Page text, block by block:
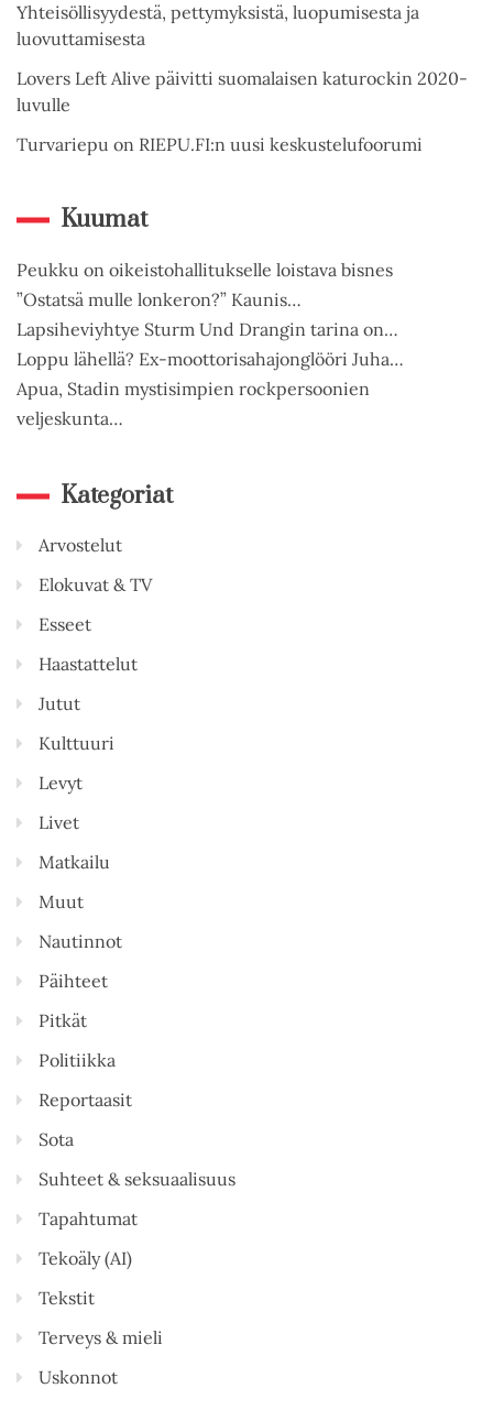
Yhteisöllisyydestä, pettymyksistä, luopumisesta ja
luovuttamisesta
Lovers Left Alive päivitti suomalaisen katurockin 2020-
luvulle
Turvariepu on RIEPU.FI:n uusi keskustelufoorumi
Kuumat
Peukku on oikeistohallitukselle loistava bisnes
”Ostatsä mulle lonkeron?” Kaunis…
Lapsiheviyhtye Sturm Und Drangin tarina on…
Loppu lähellä? Ex-moottorisahajonglööri Juha…
Apua, Stadin mystisimpien rockpersoonien
veljeskunta…
Kategoriat
Arvostelut
Elokuvat & TV
Esseet
Haastattelut
Jutut
Kulttuuri
Levyt
Livet
Matkailu
Muut
Nautinnot
Päihteet
Pitkät
Politiikka
Reportaasit
Sota
Suhteet & seksuaalisuus
Tapahtumat
Tekoäly (AI)
Tekstit
Terveys & mieli
Uskonnot